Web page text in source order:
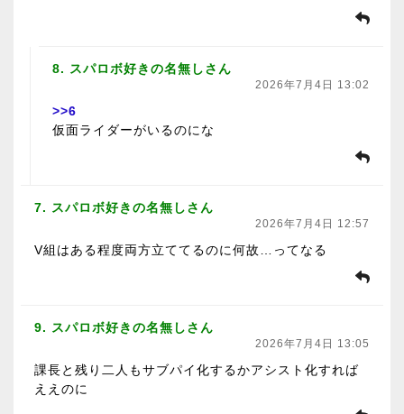
8. スパロボ好きの名無しさん
2026年7月4日 13:02
>>6
仮面ライダーがいるのにな
7. スパロボ好きの名無しさん
2026年7月4日 12:57
V組はある程度両方立ててるのに何故…ってなる
9. スパロボ好きの名無しさん
2026年7月4日 13:05
課長と残り二人もサブパイ化するかアシスト化すれば
ええのに